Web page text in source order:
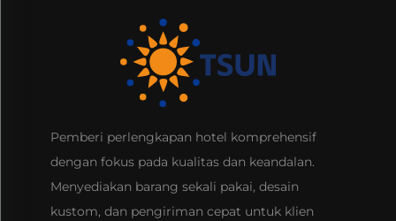
Pemberi perlengkapan hotel komprehensif
dengan fokus pada kualitas dan keandalan.
Menyediakan barang sekali pakai, desain
kustom, dan pengiriman cepat untuk klien